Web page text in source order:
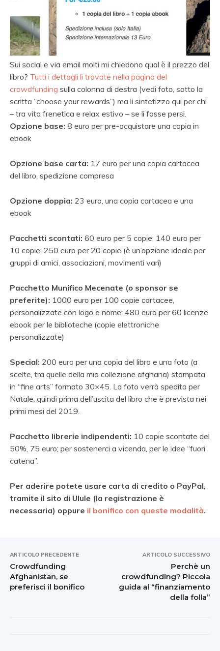
Sui social e via email molti mi chiedono qual è il prezzo del
libro? Tutti i dettagli li trovate nella pagina del
crowdfunding sulla colonna di destra (vedi foto, sotto la
scritta “choose your rewards”) ma li sintetizzo qui per chi
– tra vita frenetica e relax estivo – se li fosse persi.
Opzione base: 8 euro per pre-acquistare una copia in
ebook
Opzione base carta: 17 euro per una copia cartacea
del libro, spedizione compresa
Opzione doppia: 23 euro, una copia cartacea e una
ebook
Pacchetti scontati: 60 euro per 5 copie; 140 euro per
10 copie; 250 euro per 20 copie (è un’opzione ideale per
gruppi di amici, associazioni, movimenti vari)
Pacchetto Munifico Mecenate (o sponsor se
preferite): 1000 euro per 100 copie cartacee,
personalizzate con logo e nome; 480 euro per 60 licenze
ebook per le biblioteche (copie elettroniche
personalizzate)
Special: 200 euro per una copia del libro e una foto (a
scelte, tra quelle della mia collezione afghana) stampata
in “fine arts” formato 30×45. La foto verrà spedita per
Natale, quindi prima dell’uscita del libro che è prevista nei
primi mesi del 2019.
Pacchetto librerie indipendenti: 10 copie scontate del
50%, 75 euro; per sostenerci a vicenda, per le idee “fuori
catena”.
Per aderire potete usare carta di credito o PayPal,
tramite il sito di Ulule (la registrazione è
necessaria) oppure il bonifico con queste modalità.
ARTICOLO PRECEDENTE
Crowdfunding
Afghanistan, se
preferisci il bonifico
ARTICOLO SUCCESSIVO
Perchè un
crowdfunding? Piccola
guida al “finanziamento
della folla”